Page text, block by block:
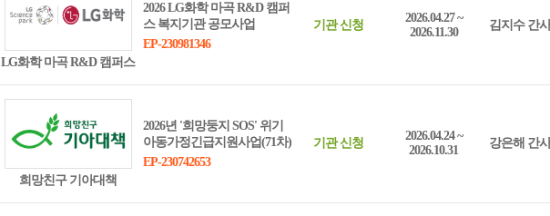
LG화학 마곡 R&D 캠퍼스
2026 LG화학 마곡 R&D 캠퍼
스 복지기관 공모사업
EP-230981346
기관 신청
2026.04.27 ~
2026.11.30
김지수 간사
희망친구 기아대책
2026년 '희망둥지 SOS' 위기
아동가정긴급지원사업(71차)
EP-230742653
기관 신청
2026.04.24 ~
2026.10.31
강은해 간사